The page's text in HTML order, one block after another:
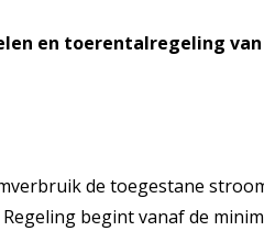
en toerentalregeling
de toegestane
begint vanaf de